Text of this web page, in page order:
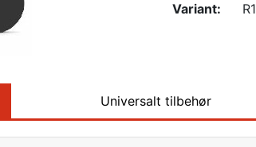
Variant:
R1
Universalt tilbehør